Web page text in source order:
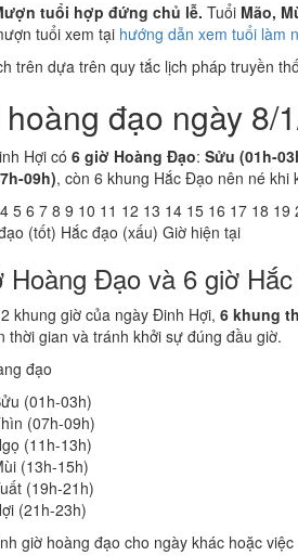
tuổi hợp đứng chủ lễ. Tuổi Mão,
tuổi xem tại hướng dẫn xem tuổi làm
trên dựa trên quy tắc lịch pháp truyền
đạo ngày 8/
Hợi có 6 giờ Hoàng Đạo: Sửu (01h-
09h), còn 6 khung Hắc Đạo nên né khi
4 5 6 7 8 9 10 11 12 13 14 15 16 17 18 19
(tốt) Hắc đạo (xấu) Giờ hiện tại
Hoàng Đạo và 6 giờ
khung giờ của ngày Đinh Hợi, 6 khung
thời gian và tránh khởi sự đúng đầu giờ.
đạo
(01h-03h)
(07h-09h)
(11h-13h)
(13h-15h)
(19h-21h)
(21h-23h)
giờ hoàng đạo cho ngày khác hoặc việc